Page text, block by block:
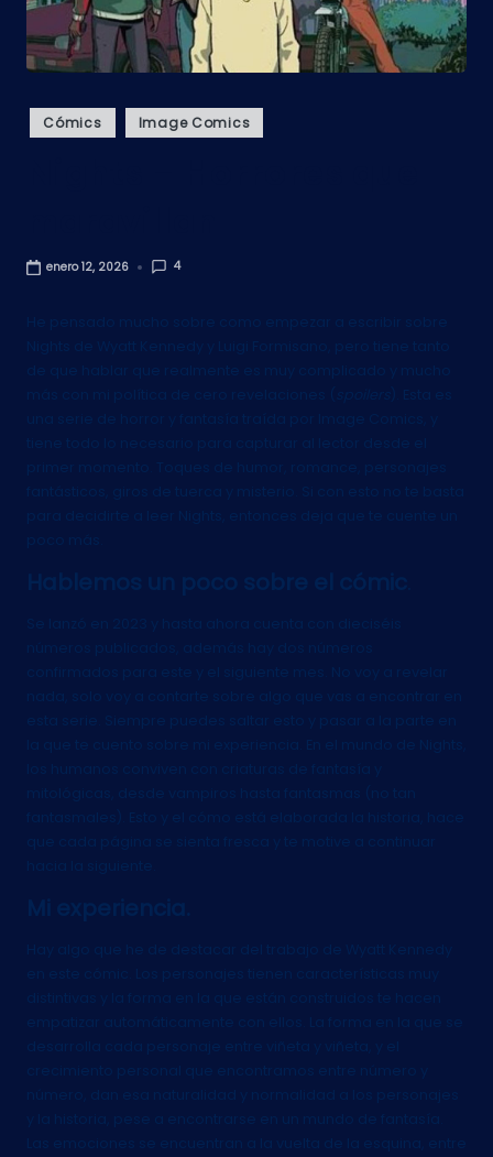
Publicado
en
Cómics Image Comics
enero 12, 2026 4
He pensado mucho sobre como empezar a escribir sobre
Nights de Wyatt Kennedy y Luigi Formisano, pero tiene tanto
de que hablar que realmente es muy complicado y mucho
más con mi política de cero revelaciones (
). Esta es
una serie de horror y fantasía traída por Image Comics, y
tiene todo lo necesario para capturar al lector desde el
primer momento. Toques de humor, romance, personajes
fantásticos, giros de tuerca y misterio. Si con esto no te basta
para decidirte a leer Nights, entonces deja que te cuente un
poco más.
Hablemos un poco sobre el cómic
Se lanzó en 2023 y hasta ahora cuenta con dieciséis
números publicados, además hay dos números
confirmados para este y el siguiente mes. No voy a revelar
nada, solo voy a contarte sobre algo que vas a encontrar en
esta serie. Siempre puedes saltar esto y pasar a la parte en
la que te cuento sobre mi experiencia. En el mundo de Nights,
los humanos conviven con criaturas de fantasía y
mitológicas, desde vampiros hasta fantasmas (no tan
fantasmales). Esto y el cómo está elaborada la historia, hace
que cada página se sienta fresca y te motive a continuar
hacia la siguiente.
Mi experiencia.
Hay algo que he de destacar del trabajo de Wyatt Kennedy
en este cómic. Los personajes tienen características muy
distintivas y la forma en la que están construidos te hacen
empatizar automáticamente con ellos. La forma en la que se
desarrolla cada personaje entre viñeta y viñeta, y el
crecimiento personal que encontramos entre número y
número, dan esa naturalidad y normalidad a los personajes
y la historia, pese a encontrarse en un mundo de fantasía.
Las emociones se encuentran a la vuelta de la esquina, entre